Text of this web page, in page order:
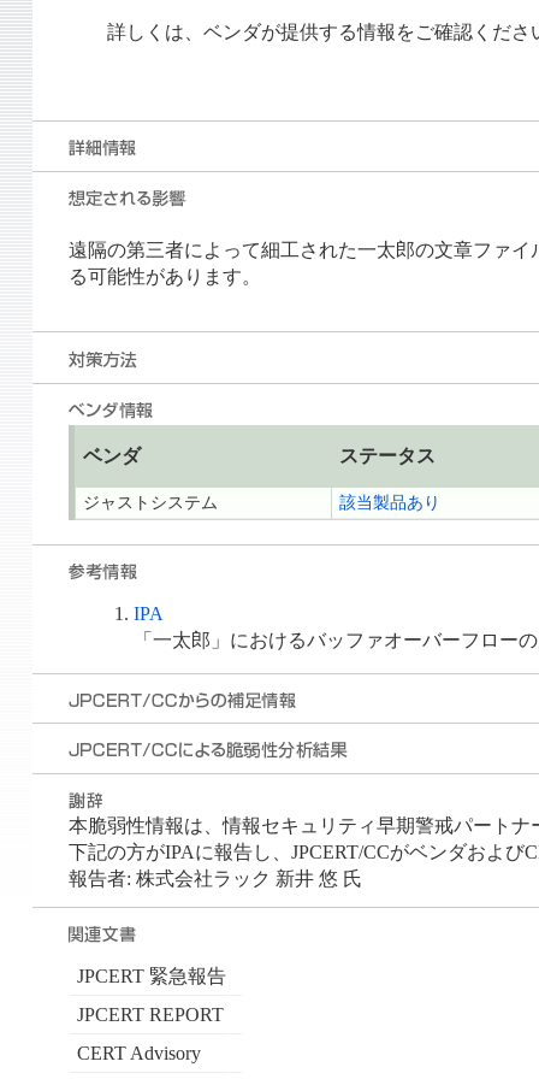
詳しくは、ベンダが提供する情報をご確認くださ
遠隔の第三者によって細工された一太郎の文章ファ
る可能性があります。
ベンダ ステータス
ジャストシステム 該当製品あり
IPA
「一太郎」におけるバッファオーバーフロー
本脆弱性情報は、情報セキュリティ早期警戒パートナ
下記の方がIPAに報告し、JPCERT/CCがベンダおよび
報告者: 株式会社ラック 新井 悠 氏
JPCERT 緊急報告
JPCERT REPORT
CERT Advisory